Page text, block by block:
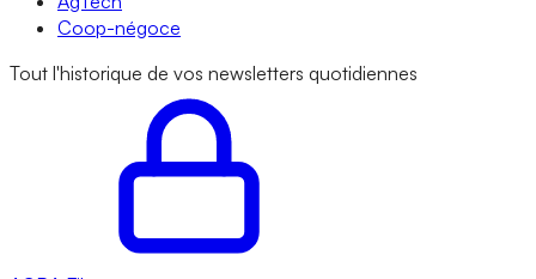
Coop-négoce
Tout l'historique de vos newsletters quotidiennes